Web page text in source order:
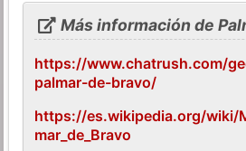
Más información de
https://www.chatrush.com/
palmar-de-bravo/
https://es.wikipedia.org/wiki/
mar_de_Bravo